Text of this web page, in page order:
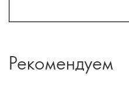
Рекомендуем